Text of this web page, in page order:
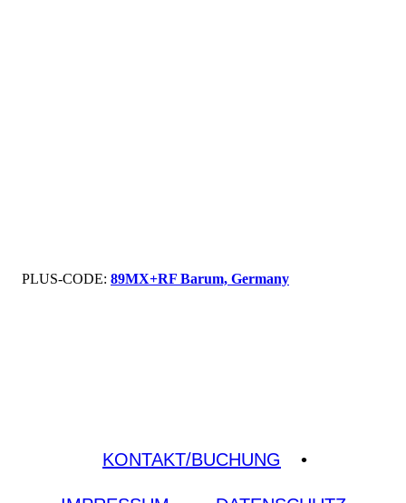
PLUS-CODE: 89MX+RF Barum, Germany
KONTAKT/BUCHUNG •